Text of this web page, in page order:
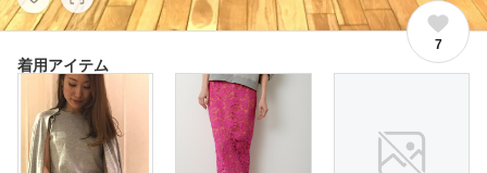
7
着用アイテム